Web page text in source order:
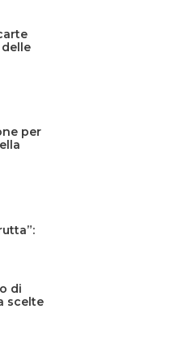
per
di
scelte